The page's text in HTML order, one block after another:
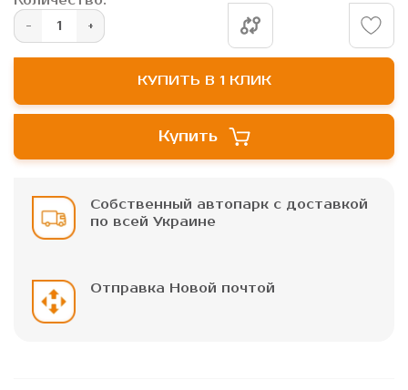
изображений
Купить
КУПИТЬ В 1 КЛИК
Собственный автопарк с доставкой
по всей Украине
Отправка Новой почтой